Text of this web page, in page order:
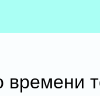
времени